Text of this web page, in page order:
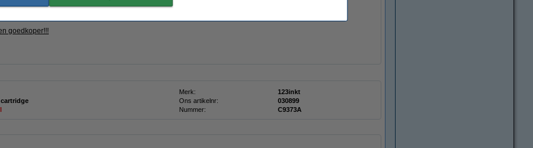
resultaten en waarborgen een hoge productiviteit.
goedkoper!!!
Merk:
123inkt
Ons artikelnr:
030899
Nummer: C9373A